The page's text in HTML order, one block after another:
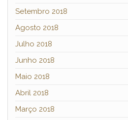
Setembro 2018
Agosto 2018
Julho 2018
Junho 2018
Maio 2018
Abril 2018
Março 2018